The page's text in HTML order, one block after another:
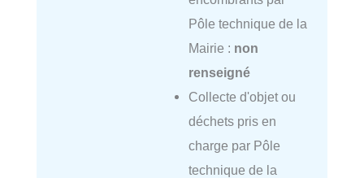
Pôle technique de la
Mairie : non
renseigné
Collecte d'objet ou
déchets pris en
charge par Pôle
technique de la